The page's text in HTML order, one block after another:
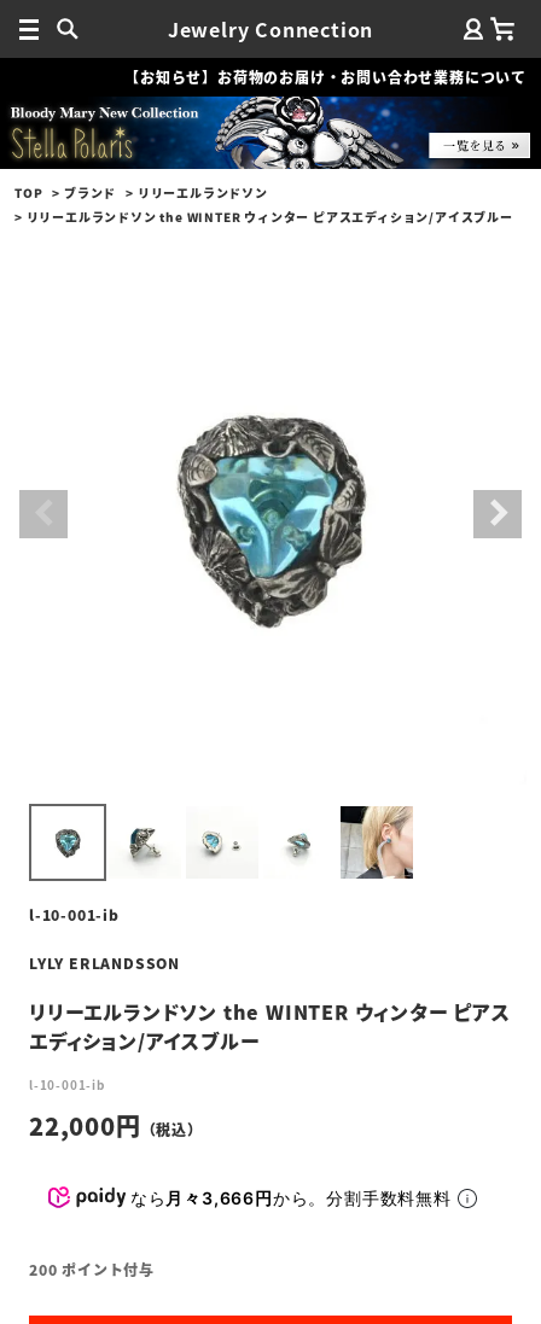
Jewelry Connection
【お知らせ】お荷物のお届け・お問い合わせ業務について
TOP ブランド
リリーエルランドソン
リリーエルランドソン the WINTER ウィンター ピアスエディション/アイスブルー
l-10-001-ib
LYLY ERLANDSSON
リリーエルランドソン the WINTER ウィンター ピアス
エディション/アイスブルー
l-10-001-ib
22,000
なら 月々3,666円から。分割手数料無料
200 ポイント付与